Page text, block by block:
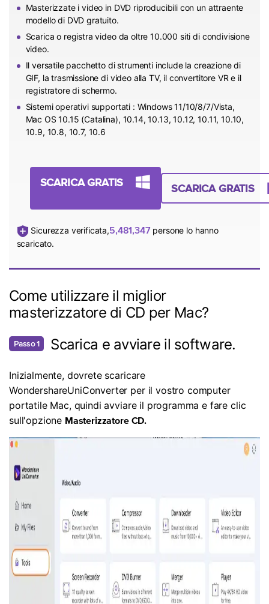
Masterizzate i video in DVD riproducibili con un attraente
modello di DVD gratuito.
Scarica o registra video da oltre 10.000 siti di condivisione
video.
Il versatile pacchetto di strumenti include la creazione di
GIF, la trasmissione di video alla TV, il convertitore VR e il
registratore di schermo.
Sistemi operativi supportati : Windows 11/10/8/7/Vista,
Mac OS 10.15 (Catalina), 10.14, 10.13, 10.12, 10.11, 10.10,
10.9, 10.8, 10.7, 10.6
SCARICA GRATIS SCARICA GRATIS
Sicurezza verificata,5,481,347 persone lo hanno
scaricato.
Come utilizzare il miglior
masterizzatore di CD per Mac?
Passo 1 Scarica e avviare il software.
Inizialmente, dovrete scaricare
WondershareUniConverter per il vostro computer
portatile Mac, quindi avviare il programma e fare clic
sull'opzione Masterizzatore CD.